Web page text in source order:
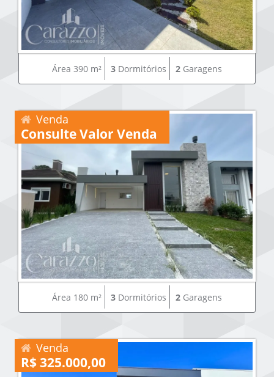
Área 390 m² 3 Dormitórios 2 Garagens
Venda
Consulte Valor Venda
Área 180 m² 3 Dormitórios 2 Garagens
Venda
R$ 325.000,00